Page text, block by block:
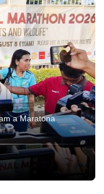
a Maratona